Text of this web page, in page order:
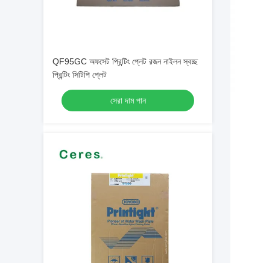
QF95GC অফসেট প্রিন্টিং প্লেট রজন নাইলন স্বচ্ছ
প্রিন্টিং সিটিপি প্লেট
সেরা দাম পান